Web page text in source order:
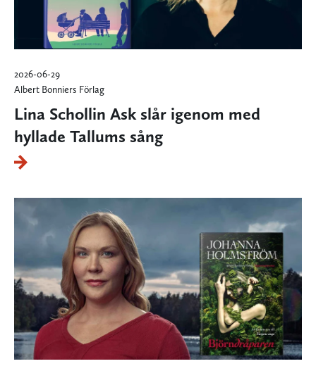
2026-06-29
Albert Bonniers Förlag
Lina Schollin Ask slår igenom med
hyllade Tallums sång